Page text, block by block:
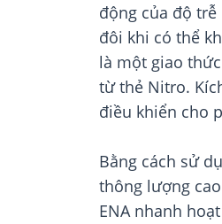
động của độ
đôi khi có thể
là một giao
từ thẻ Nitro.
điều khiển cho
Bằng cách sử
thông lượng
ENA nhanh